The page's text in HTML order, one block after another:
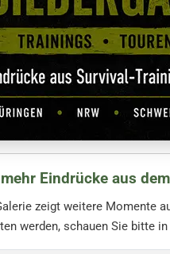
Eindrücke aus
zeigt weitere Momente
werden, schauen Sie bitte